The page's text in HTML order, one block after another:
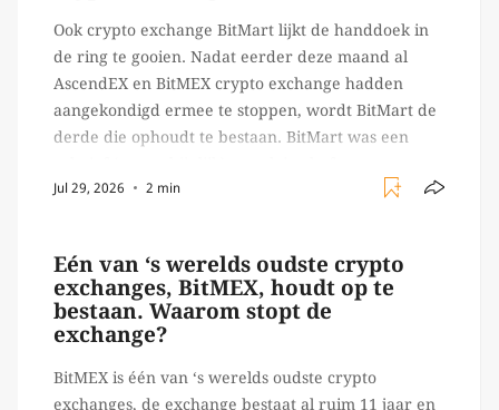
Ook crypto exchange BitMart lijkt de handdoek in
de ring te gooien. Nadat eerder deze maand al
AscendEX en BitMEX crypto exchange hadden
aangekondigd ermee te stoppen, wordt BitMart de
derde die ophoudt te bestaan. BitMart was een
crypto handelaren terecht konden om te handelen
Jul 29, 2026 2 min
Eén van ‘s werelds oudste crypto
exchanges, BitMEX, houdt op te
bestaan. Waarom stopt de
exchange?
BitMEX is één van ‘s werelds oudste crypto
exchanges, de exchange bestaat al ruim 11 jaar en